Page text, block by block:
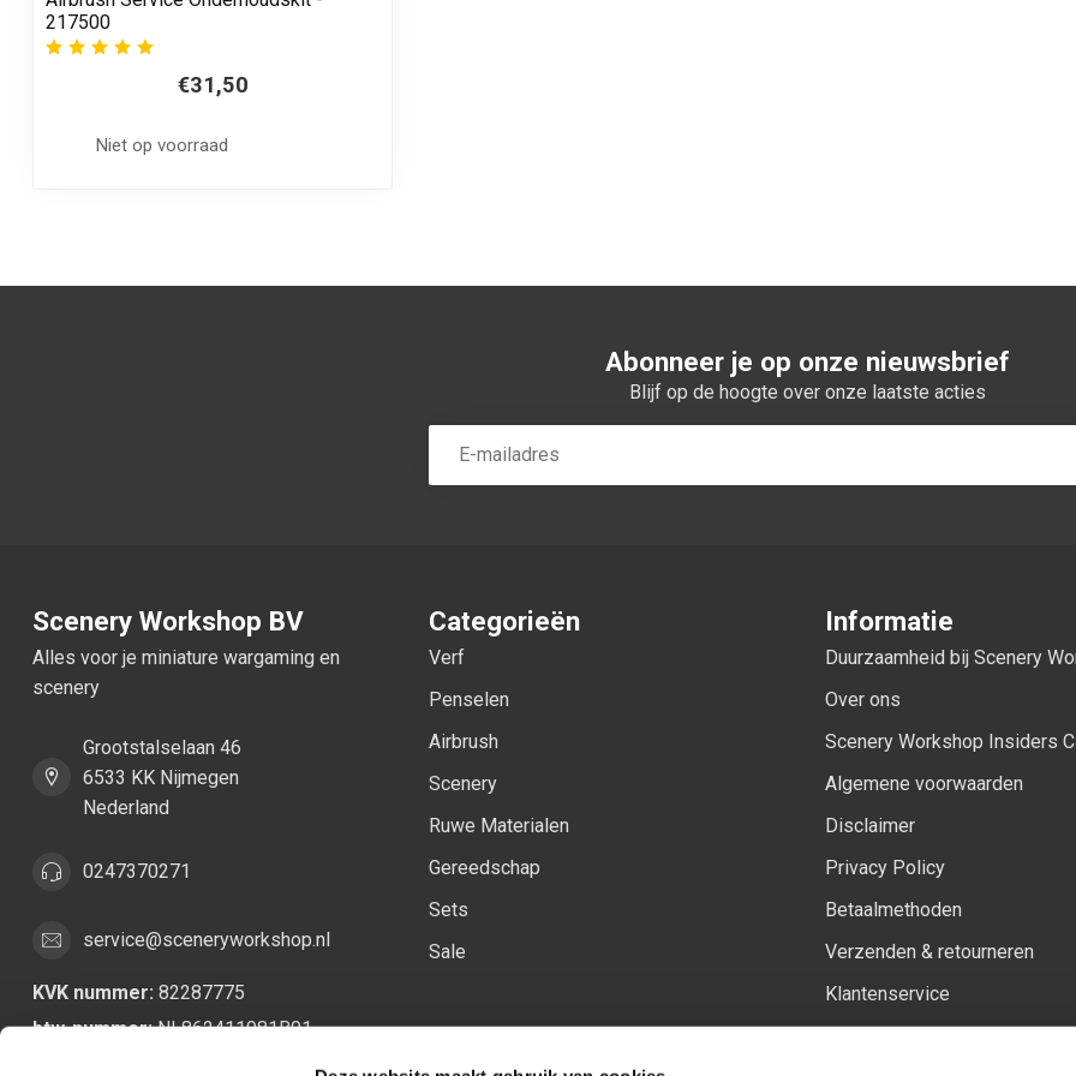
217500
€31,50
Niet op voorraad
Abonneer je op onze nieuwsbrief
Blijf op de hoogte over onze laatste acties
Scenery Workshop BV
Alles voor je miniature wargaming en
scenery
Grootstalselaan 46
6533 KK Nijmegen
Nederland
0247370271
service@sceneryworkshop.nl
KVK nummer: 82287775
btw-nummer:NL862411981B01
Categorieën
Verf
Penselen
Airbrush
Scenery
Ruwe Materialen
Gereedschap
Sets
Sale
Informatie
Duurzaamheid bij Scenery
Over ons
Scenery Workshop Insiders
Algemene voorwaarden
Disclaimer
Privacy Policy
Betaalmethoden
Verzenden & retourneren
Klantenservice